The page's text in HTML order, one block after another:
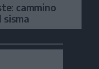
cammino
sisma